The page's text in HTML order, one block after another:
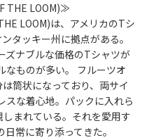
THE LOOM)≫
LOOM)は、アメリカのTシ
タッキー州に拠点がある。
ズナブルな価格のTシャツが
なものが多い。 フルーツオ
筒状になっており、両サイ
スな着心地。パックに入れら
まれている。それを愛用す
常に寄り添ってきた。